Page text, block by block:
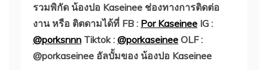
รวมพิกัด น้องปอ Kaseinee ช่องทางการติดต่อ
งาน หรือ ติตดามได้ที่ FB : Por Kaseinee IG :
@porksnnn Tiktok : @porkaseinee OLF :
@porkaseinee อัลบั้มของ น้องปอ Kaseinee